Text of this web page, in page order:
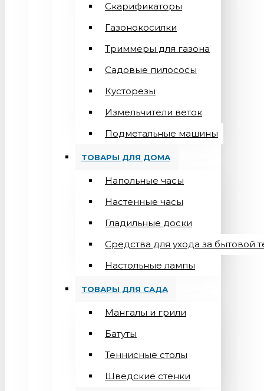
Скарификаторы
Газонокосилки
Триммеры для газона
Садовые пилососы
Кусторезы
Измельчители веток
Подметальные машины
ТОВАРЫ ДЛЯ ДОМА
Напольные часы
Настенные часы
Гладильные доски
Средства для ухода за бытовой
Настольные лампы
ТОВАРЫ ДЛЯ САДА
Мангалы и грили
Батуты
Теннисные столы
Шведские стенки